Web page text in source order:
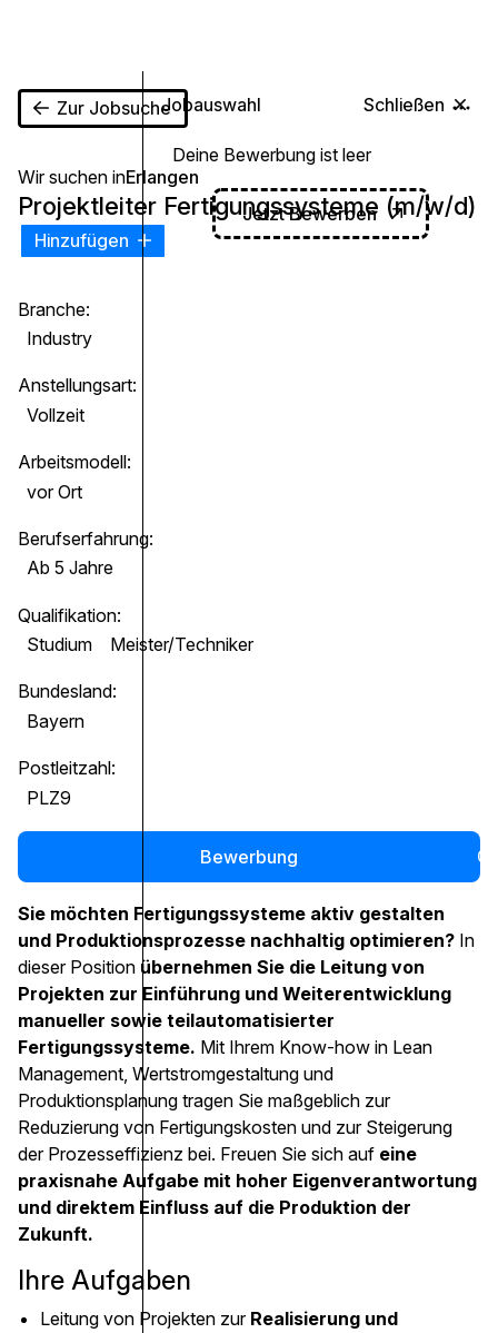
Jobauswahl Schließen
Deine Bewerbung ist leer
Jetzt Bewerben
Zur Jobsuche
Wir suchen inErlangen
Projektleiter Fertigungssysteme (m/w/d)
Hinzufügen
Branche:
Industry
Anstellungsart:
Vollzeit
Arbeitsmodell:
vor Ort
Berufserfahrung:
Ab 5 Jahre
Qualifikation:
Studium
Meister/Techniker
Bundesland:
Bayern
Postleitzahl:
PLZ9
Bewerbung 0
Sie möchten Fertigungssysteme aktiv gestalten
und Produktionsprozesse nachhaltig optimieren? In
dieser Position übernehmen Sie die Leitung von
Projekten zur Einführung und Weiterentwicklung
manueller sowie teilautomatisierter
Fertigungssysteme. Mit Ihrem Know-how in Lean
Management, Wertstromgestaltung und
Produktionsplanung tragen Sie maßgeblich zur
Reduzierung von Fertigungskosten und zur Steigerung
der Prozesseffizienz bei. Freuen Sie sich auf eine
praxisnahe Aufgabe mit hoher Eigenverantwortung
und direktem Einfluss auf die Produktion der
Zukunft.
Ihre Aufgaben
Leitung von Projekten zur Realisierung und